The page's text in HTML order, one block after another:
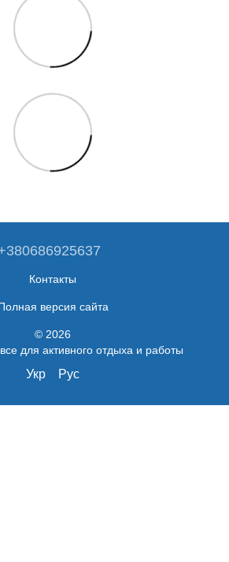
Контакты
версия сайта
© 2026
для активного отдыха и работы
Укр Рус